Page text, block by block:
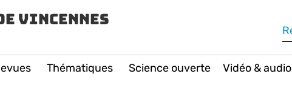
Vincennes
Thématiques Science ouverte Vidéo & audio